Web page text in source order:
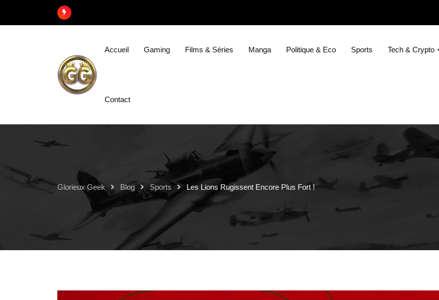
Accueil Gaming Films & Séries Manga Politique & Eco Sports Tech & Crypto
Contact
Glorieux Geek Blog Sports Les Lions Rugissent Encore Plus Fort !